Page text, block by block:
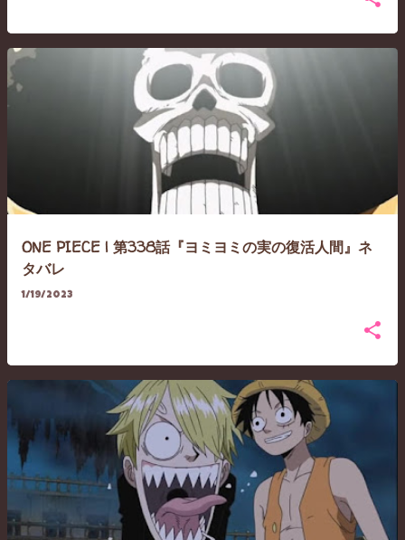
ONE PIECE | 第338話『ヨミヨミの実の復活人間』ネ
タバレ
1/19/2023